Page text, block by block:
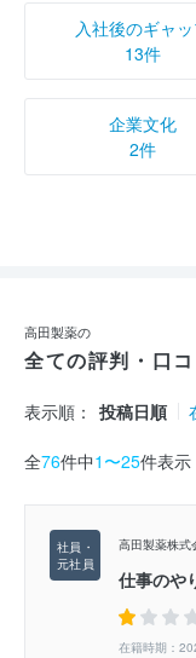
入社後のギャ
13件
企業文化
2件
高田製薬の
全ての評判・口
表示順： 投稿日順
全76件中1〜25件表示
高田製薬株式
仕事のや
在籍時期：